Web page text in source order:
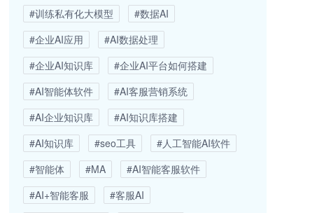
#训练私有化大模型
#数据AI
#企业AI应用
#AI数据处理
#企业AI知识库
#企业AI平台如何搭建
#AI智能体软件
#AI客服营销系统
#AI企业知识库
#AI知识库搭建
#AI知识库
#seo工具
#人工智能AI软件
#智能体
#MA
#AI智能客服软件
#AI+智能客服
#客服AI